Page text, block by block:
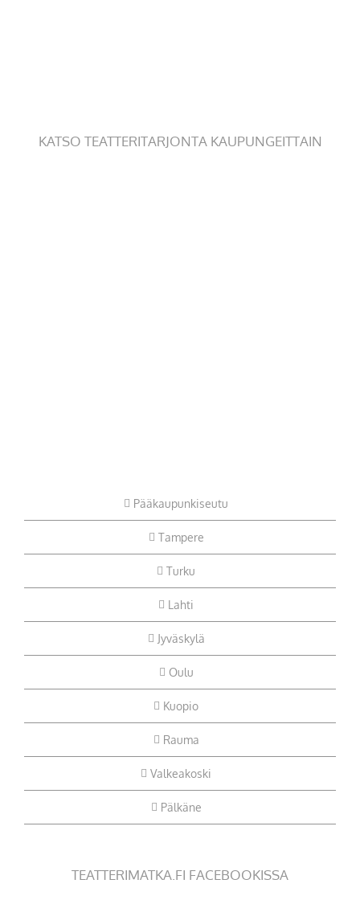
KATSO TEATTERITARJONTA KAUPUNGEITTAIN
Pääkaupunkiseutu
Tampere
Turku
Lahti
Jyväskylä
Oulu
Kuopio
Rauma
Valkeakoski
Pälkäne
TEATTERIMATKA.FI FACEBOOKISSA